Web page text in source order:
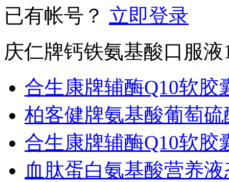
已有帐号？ 立即登录
庆仁牌钙铁氨基酸口服
合生康牌辅酶Q10软胶
柏客健牌氨基酸葡萄
合生康牌辅酶Q10软胶
血肽蛋白氨基酸营养